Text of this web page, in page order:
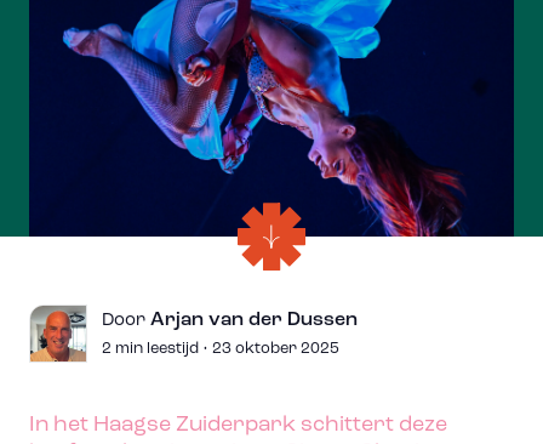
Door Arjan van der Dussen
2 min leestijd • 23 oktober 2025
In het Haagse Zuiderpark schittert deze